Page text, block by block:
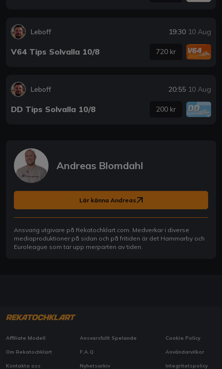
Leboff 19:30 10 Aug
V64 Tips Solvalla 10/8 720 kr
Leboff 20:55 10 Aug
DD Tips Solvalla 10/8 200 kr
Andreas Blomdahl
Lär känna Andreas
Ansvarig utgivare på Rekatochklart.com. Medverkar i diverse
mediaproduktioner på sidan och på fritiden är det Hammarby och
Euroleague som tar upp merparten av tiden.
Affiliate Modell
Om Rekatochklart
Kontakta oss
Ansvarsfullt Spelande
F.A.Q
Nyhetsarkiv
Cookie Policy
Användarvilkor
Integritetspolicy